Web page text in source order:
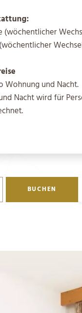
(wöchentlicher
Wohnung und Nacht.
Nacht wird für
BUCHEN